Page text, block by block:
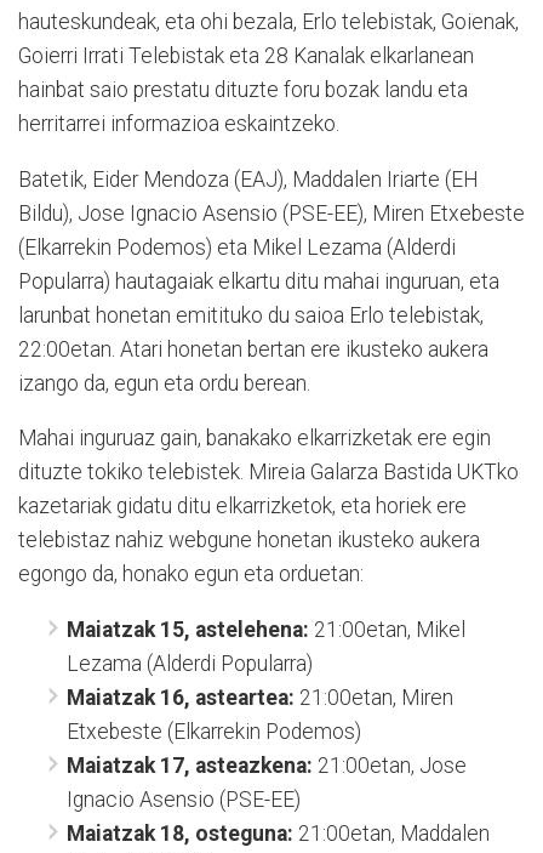
hauteskundeak, eta ohi bezala, Erlo telebistak, Goienak,
Goierri Irrati Telebistak eta 28 Kanalak elkarlanean
hainbat saio prestatu dituzte foru bozak landu eta
herritarrei informazioa eskaintzeko.
Batetik, Eider Mendoza (EAJ), Maddalen Iriarte (EH
Bildu), Jose Ignacio Asensio (PSE-EE), Miren Etxebeste
(Elkarrekin Podemos) eta Mikel Lezama (Alderdi
Popularra) hautagaiak elkartu ditu mahai inguruan, eta
larunbat honetan emitituko du saioa Erlo telebistak,
22:00etan. Atari honetan bertan ere ikusteko aukera
izango da, egun eta ordu berean.
Mahai inguruaz gain, banakako elkarrizketak ere egin
dituzte tokiko telebistek. Mireia Galarza Bastida UKTko
kazetariak gidatu ditu elkarrizketok, eta horiek ere
telebistaz nahiz webgune honetan ikusteko aukera
egongo da, honako egun eta orduetan:
Maiatzak 15, astelehena: 21:00etan, Mikel
Lezama (Alderdi Popularra)
Maiatzak 16, asteartea: 21:00etan, Miren
Etxebeste (Elkarrekin Podemos)
Maiatzak 17, asteazkena: 21:00etan, Jose
Ignacio Asensio (PSE-EE)
Maiatzak 18, osteguna: 21:00etan, Maddalen